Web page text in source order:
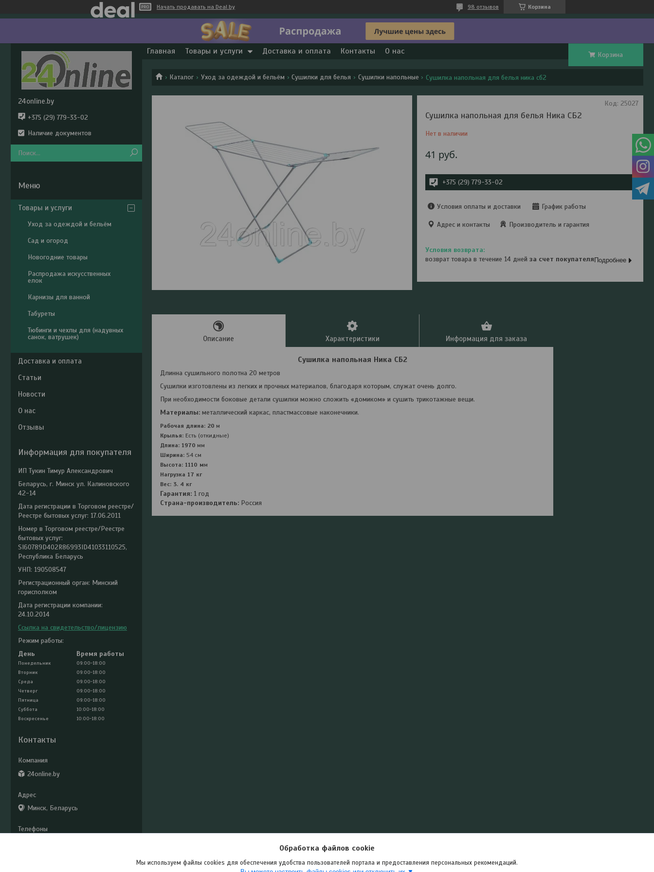
Начать продавать на Deal.by Корзина
98 отзывов
Главная Товары и услуги Доставка и оплата Контакты О нас Корзина
Каталог Уход за одеждой и бельём Сушилки для белья Сушилки напольные Сушилка напольная для белья ника сб2
Сушилка напольная для белья Ника СБ2
Нет в наличии
Код: 25027
41 руб.
+375 (29) 779-33-02
Условия оплаты и доставки График работы
Адрес и контакты Производитель и гарантия
возврат товара в течение 14 днейза счет покупателя Подробнее
Описание Характеристики Информация для заказа
Сушилка напольная Ника СБ2
Длинна сушильного полотна 20 метров
Сушилки изготовлены из легких и прочных материалов, благодаря которым, служат очень долго.
При необходимости боковые детали сушилки можно сложить «домиком» и сушить трикотажные вещи.
Материалы: металлический каркас, пластмассовые наконечники.
Рабочая длина: 20 м
Крылья: Есть (откидные)
Длина: 1970 мм
Ширина: 54 см
Высота: 1110 мм
Нагрузка 17 кг
Вес: 3. 4 кг
Гарантия: 1 год
Страна-производитель: Россия
24online.by
+375 (29) 779-33-02
Наличие документов
Товары и услуги
Уход за одеждой и бельём
Сад и огород
Новогодние товары
Распродажа искусственных
елок
Карнизы для ванной
Табуреты
Тюбинги и чехлы для (надувных
санок, ватрушек)
Доставка и оплата
Статьи
Новости
О нас
Отзывы
Информация для покупателя
ИП Тукин Тимур Александрович
Беларусь, г. Минск ул. Калиновского
42-14
Дата регистрации в Торговом реестре/
Реестре бытовых услуг: 17.06.2011
Номер в Торговом реестре/Реестре
бытовых услуг:
SI60789D402R86993ID41033110525,
Республика Беларусь
УНП: 190508547
Регистрационный орган: Минский
горисполком
Дата регистрации компании:
24.10.2014
Ссылка на свидетельство/лицензию
Режим работы:
День
Время работы
Понедельник
09:00-18:00
Вторник
09:00-18:00
Среда
09:00-18:00
Четверг
09:00-18:00
Пятница
09:00-18:00
Суббота
10:00-18:00
Воскресенье
10:00-18:00
Контакты
24online.by
Минск, Беларусь
Обработка файлов cookie
Мы используем файлы cookies для обеспечения удобства пользователей портала и предоставления персональных рекомендаций.